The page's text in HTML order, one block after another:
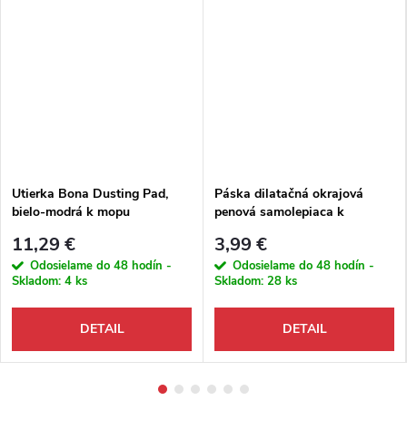
Utierka Bona Dusting Pad,
bielo-modrá k mopu
11,29 €
Odosielame do 48 hodín -
Skladom: 4 ks
DETAIL
Páska dilatačná okrajová
penová samolepiaca k
3,99 €
Odosielame do 48 hodín -
Skladom: 28 ks
DETAIL